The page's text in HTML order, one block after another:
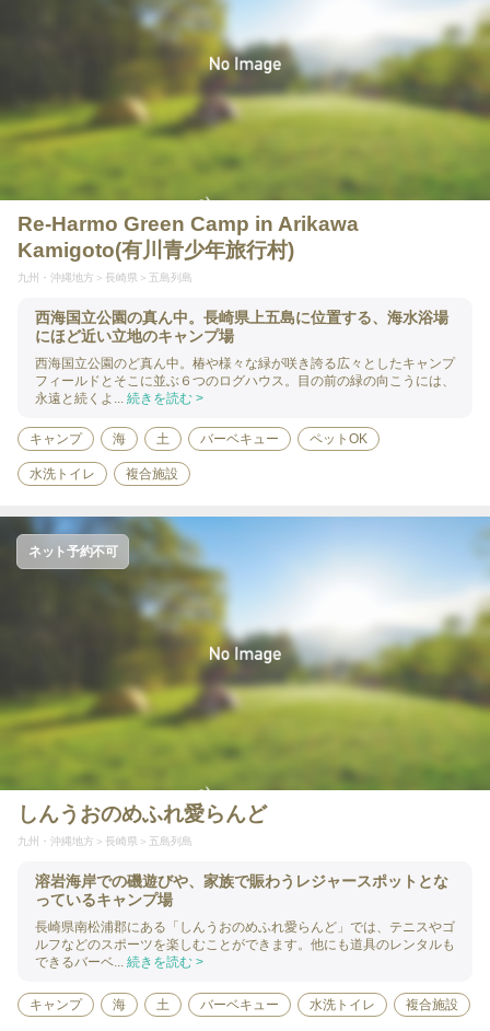
Re-Harmo Green Camp in Arikawa
Kamigoto(有川青少年旅行村)
九州・沖縄地方 長崎県 五島列島
西海国立公園の真ん中。長崎県上五島に位置する、海水浴場
にほど近い立地のキャンプ場
西海国立公園のど真ん中。椿や様々な緑が咲き誇る広々としたキャンプ
フィールドとそこに並ぶ６つのログハウス。目の前の緑の向こうには、
永遠と続くよ... 続きを読む >
キャンプ 海 土 バーベキュー ペットOK
水洗トイレ 複合施設
ネット予約不可
しんうおのめふれ愛らんど
九州・沖縄地方 長崎県 五島列島
溶岩海岸での磯遊びや、家族で賑わうレジャースポットとな
っているキャンプ場
長崎県南松浦郡にある「しんうおのめふれ愛らんど」では、テニスやゴ
ルフなどのスポーツを楽しむことができます。他にも道具のレンタルも
できるバーベ... 続きを読む >
キャンプ 海 土 バーベキュー 水洗トイレ 複合施設